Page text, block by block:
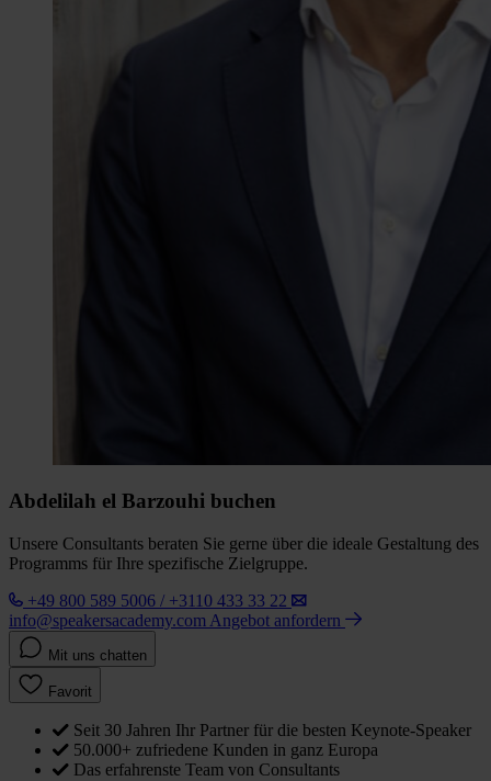
Abdelilah el Barzouhi buchen
Unsere Consultants beraten Sie gerne über die ideale Gestaltung des
Programms für Ihre spezifische Zielgruppe.
+49 800 589 5006 / +3110 433 33 22
info@speakersacademy.com Angebot anfordern
Mit uns chatten
Favorit
Seit 30 Jahren Ihr Partner für die besten Keynote-Speaker
50.000+ zufriedene Kunden in ganz Europa
Das erfahrenste Team von Consultants